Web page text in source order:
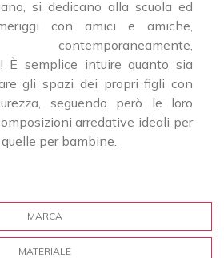
si dedicano alla scuola ed
con amici e amiche,
contemporaneamente,
È semplice intuire quanto sia
gli spazi dei propri figli con
seguendo però le loro
arredative ideali per
per bambine.
MARCA
MATERIALE